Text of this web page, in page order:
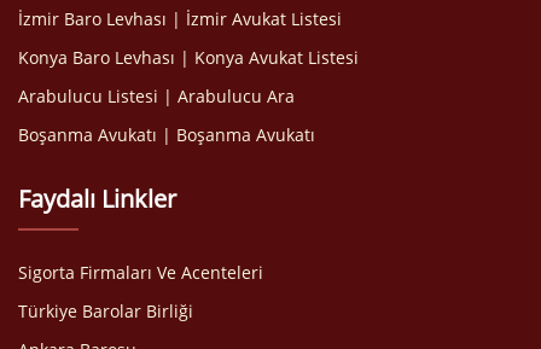
İzmir Baro Levhası | İzmir Avukat Listesi
Konya Baro Levhası | Konya Avukat Listesi
Arabulucu Listesi | Arabulucu Ara
Boşanma Avukatı | Boşanma Avukatı
Faydalı Linkler
Sigorta Firmaları Ve Acenteleri
Türkiye Barolar Birliği